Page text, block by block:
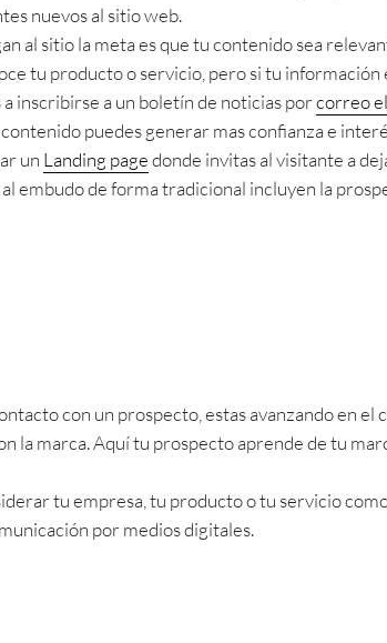
nuevos al sitio web.
al sitio la meta es que tu contenido sea
tu producto o servicio, pero si tu
inscribirse a un boletín de noticias porcorreo
puedes generar mas confianza e
un Landing pagedonde invitas al visitante a
embudo de forma tradicional incluyen la
con un prospecto, estas avanzando en
la marca. Aquí tu prospecto aprende de tu
tu empresa, tu producto o tu servicio
por medios digitales.